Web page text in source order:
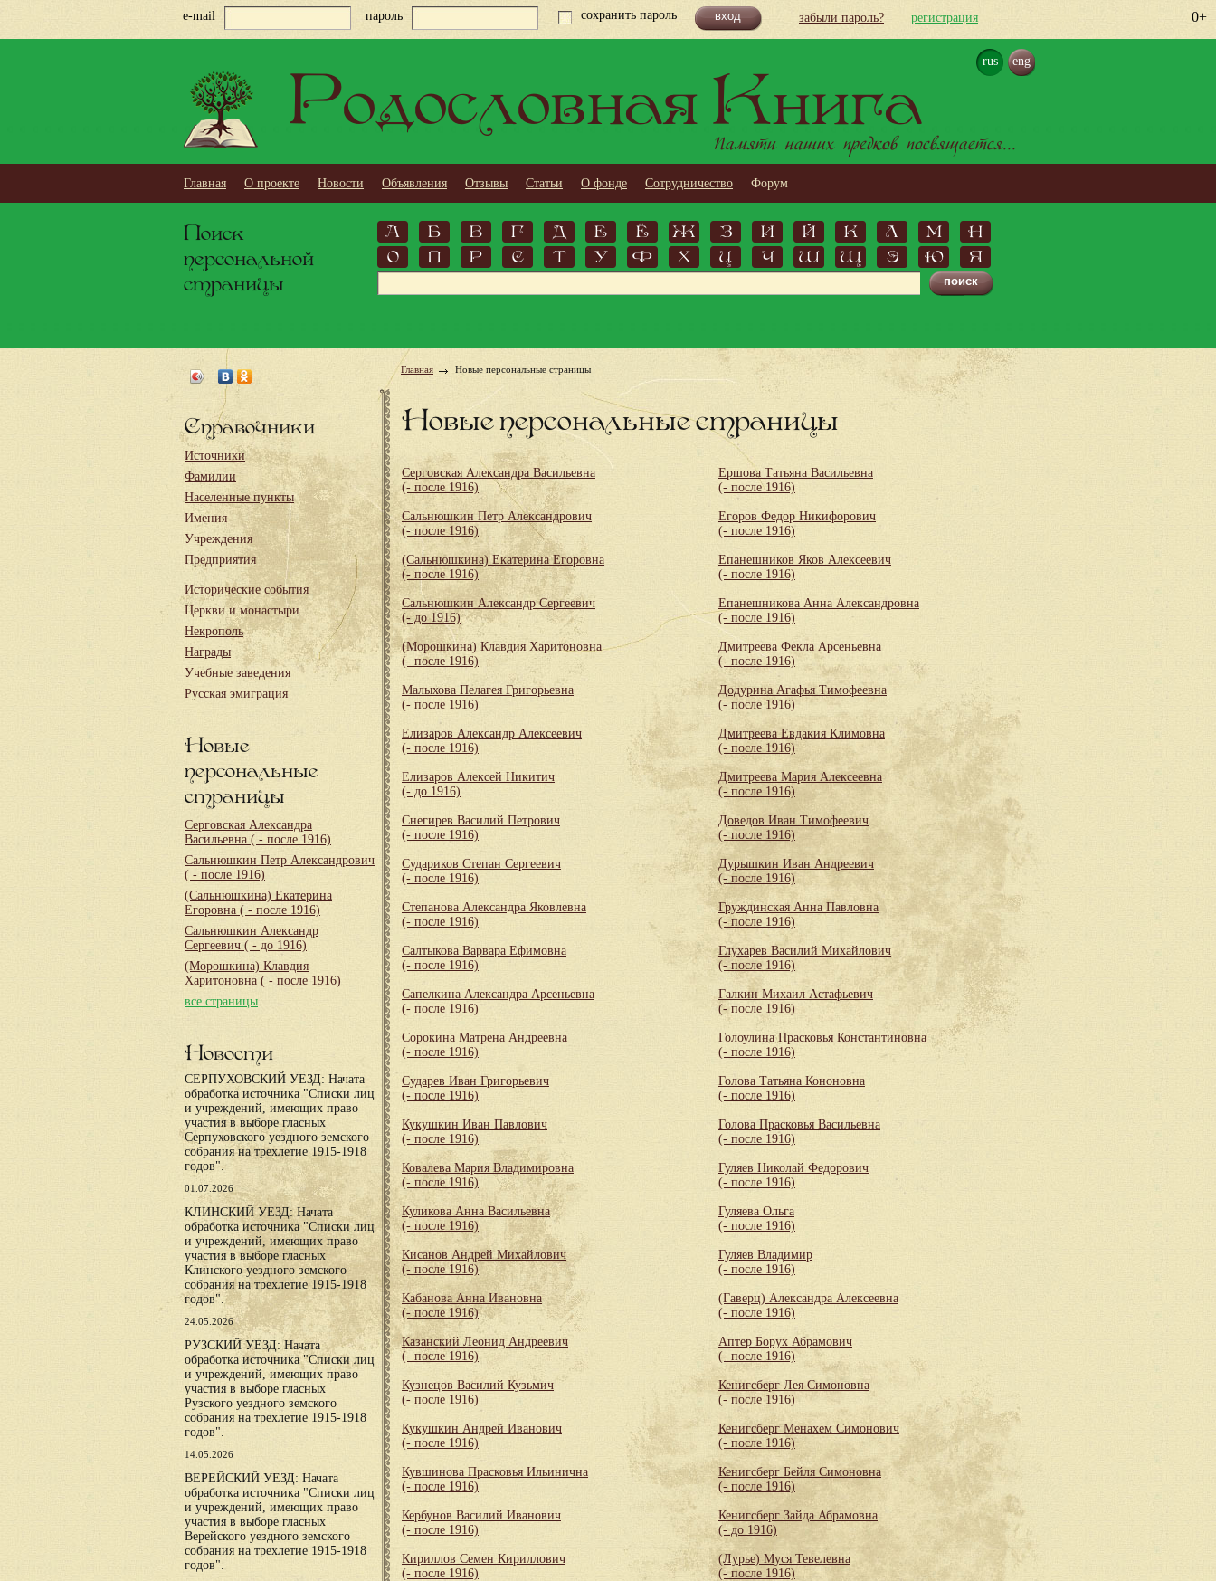
0+
e-mail пароль сохранить пароль забыли пароль? регистрация
rus eng
Родословная Книга
Памяти наших предков посвящается...
Главная О проекте Новости Объявления Отзывы Статьи О фонде Сотрудничество Форум
Поиск
персональной
страницы
А Б В Г Д Е Ё Ж З И Й К Л М
Н
О
П Р С Т У Ф Х Ц Ч Ш Щ Э Ю Я
Справочники
Источники
Фамилии
Населенные пункты
Имения
Учреждения
Предприятия
Исторические события
Церкви и монастыри
Некрополь
Награды
Учебные заведения
Русская эмиграция
Новые
персональные
страницы
Серговская Александра
Васильевна ( - после 1916)
Сальнюшкин Петр Александрович
( - после 1916)
(Сальнюшкина) Екатерина
Егоровна ( - после 1916)
Сальнюшкин Александр
Сергеевич ( - до 1916)
(Морошкина) Клавдия
Харитоновна ( - после 1916)
все страницы
Новости
СЕРПУХОВСКИЙ УЕЗД: Начата
обработка источника "Списки лиц
и учреждений, имеющих право
участия в выборе гласных
Серпуховского уездного земского
собрания на трехлетие 1915-1918
годов".
01.07.2026
КЛИНСКИЙ УЕЗД: Начата
обработка источника "Списки лиц
и учреждений, имеющих право
участия в выборе гласных
Клинского уездного земского
собрания на трехлетие 1915-1918
годов".
24.05.2026
РУЗСКИЙ УЕЗД: Начата
обработка источника "Списки лиц
и учреждений, имеющих право
участия в выборе гласных
Рузского уездного земского
собрания на трехлетие 1915-1918
годов".
14.05.2026
ВЕРЕЙСКИЙ УЕЗД: Начата
обработка источника "Списки лиц
и учреждений, имеющих право
участия в выборе гласных
Верейского уездного земского
собрания на трехлетие 1915-1918
годов".
Главная Новые персональные страницы
Новые персональные страницы
Серговская Александра Васильевна
(- после 1916)
Сальнюшкин Петр Александрович
(- после 1916)
(Сальнюшкина) Екатерина Егоровна
(- после 1916)
Сальнюшкин Александр Сергеевич
(- до 1916)
(Морошкина) Клавдия Харитоновна
(- после 1916)
Малыхова Пелагея Григорьевна
(- после 1916)
Елизаров Александр Алексеевич
(- после 1916)
Елизаров Алексей Никитич
(- до 1916)
Снегирев Василий Петрович
(- после 1916)
Судариков Степан Сергеевич
(- после 1916)
Степанова Александра Яковлевна
(- после 1916)
Салтыкова Варвара Ефимовна
(- после 1916)
Сапелкина Александра Арсеньевна
(- после 1916)
Сорокина Матрена Андреевна
(- после 1916)
Сударев Иван Григорьевич
(- после 1916)
Кукушкин Иван Павлович
(- после 1916)
Ковалева Мария Владимировна
(- после 1916)
Куликова Анна Васильевна
(- после 1916)
Кисанов Андрей Михайлович
(- после 1916)
Кабанова Анна Ивановна
(- после 1916)
Казанский Леонид Андреевич
(- после 1916)
Кузнецов Василий Кузьмич
(- после 1916)
Кукушкин Андрей Иванович
(- после 1916)
Кувшинова Прасковья Ильинична
(- после 1916)
Кербунов Василий Иванович
(- после 1916)
Кириллов Семен Кириллович
(- после 1916)
Ершова Татьяна Васильевна
(- после 1916)
Егоров Федор Никифорович
(- после 1916)
Епанешников Яков Алексеевич
(- после 1916)
Епанешникова Анна Александровна
(- после 1916)
Дмитреева Фекла Арсеньевна
(- после 1916)
Додурина Агафья Тимофеевна
(- после 1916)
Дмитреева Евдакия Климовна
(- после 1916)
Дмитреева Мария Алексеевна
(- после 1916)
Доведов Иван Тимофеевич
(- после 1916)
Дурышкин Иван Андреевич
(- после 1916)
Груждинская Анна Павловна
(- после 1916)
Глухарев Василий Михайлович
(- после 1916)
Галкин Михаил Астафьевич
(- после 1916)
Голоулина Прасковья Константиновна
(- после 1916)
Голова Татьяна Кононовна
(- после 1916)
Голова Прасковья Васильевна
(- после 1916)
Гуляев Николай Федорович
(- после 1916)
Гуляева Ольга
(- после 1916)
Гуляев Владимир
(- после 1916)
(Гаверц) Александра Алексеевна
(- после 1916)
Аптер Борух Абрамович
(- после 1916)
Кенигсберг Лея Симоновна
(- после 1916)
Кенигсберг Менахем Симонович
(- после 1916)
Кенигсберг Бейля Симоновна
(- после 1916)
Кенигсберг Зайда Абрамовна
(- до 1916)
(Лурье) Муся Тевелевна
(- после 1916)